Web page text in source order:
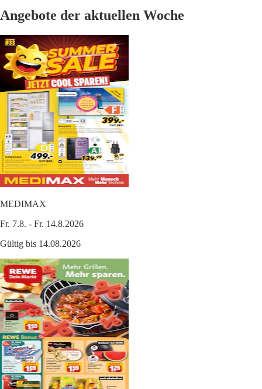
Angebote der aktuellen Woche
MEDIMAX
Fr. 7.8. - Fr. 14.8.2026
Gültig bis 14.08.2026